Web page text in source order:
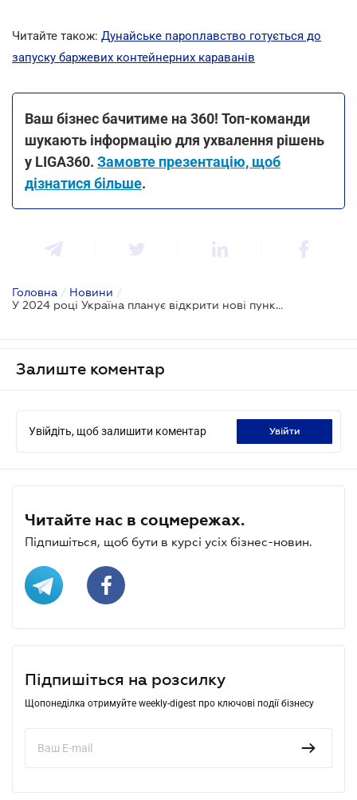
Читайте також: Дунайське пароплавство готується до
запуску баржевих контейнерних караванів
Ваш бізнес бачитиме на 360! Топ-команди
шукають інформацію для ухвалення рішень
у LIGA360. Замовте презентацію, щоб
дізнатися більше.
Головна / Новини /
У 2024 році Україна планує відкрити нові пункти пропуску - Кубраков
Залиште коментар
Увійдіть, щоб залишити коментар увійти
Читайте нас в соцмережах.
Підпишіться, щоб бути в курсі усіх бізнес-новин.
Підпишіться на розсилку
Щопонеділка отримуйте weekly-digest про ключові події бізнесу